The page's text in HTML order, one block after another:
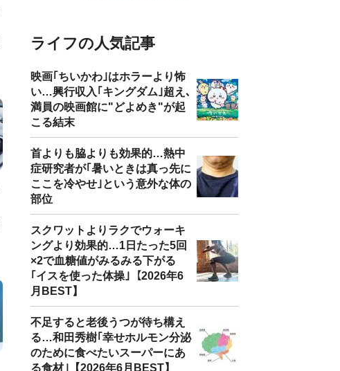
ライフの人気記事
映画｢ちいかわ｣はホラーより怖
い…興行収入｢キングダム｣超え､
満員の映画館に"どよめき"が起
こる結末
首よりも脇よりも効果的…熱中
症研究者が｢暑いときは真っ先に
ここを冷やせ｣という意外な体の
部位
スクワットよりラクでウォーキ
ングより効果的…1日たった5回
×2で血糖値がみるみる下がる
｢イスを使った体操｣【2026年6
月BEST】
不足すると老後うつが待ち構え
る…和田秀樹｢幸せホルモン分泌
のために食べたいスーパーにあ
る食材｣【2026年6月BEST】